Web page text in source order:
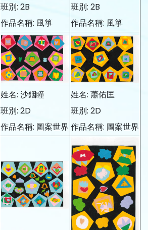
班別: 2B
作品名稱: 風箏
班別: 2B
作品名稱: 風箏
姓名: 沙銦瞳
班別: 2D
作品名稱: 圖案世界
姓名: 蕭佑匡
班別: 2D
作品名稱: 圖案世界